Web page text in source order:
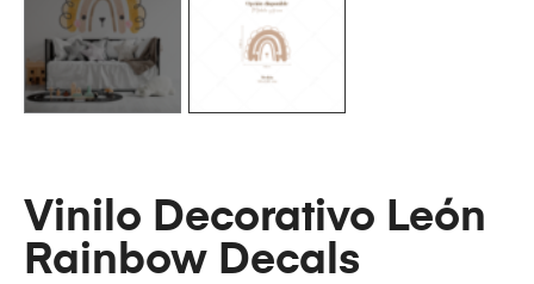
Vinilo Decorativo León
Rainbow Decals